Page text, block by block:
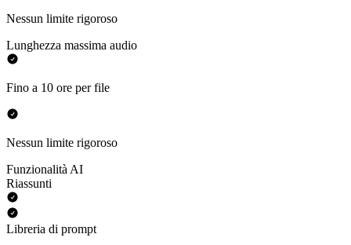
Nessun limite rigoroso
Lunghezza massima audio
Fino a 10 ore per file
Nessun limite rigoroso
Funzionalità AI
Riassunti
Libreria di prompt